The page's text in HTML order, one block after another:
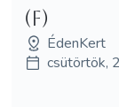
(F)
ÉdenKert
csütörtök,